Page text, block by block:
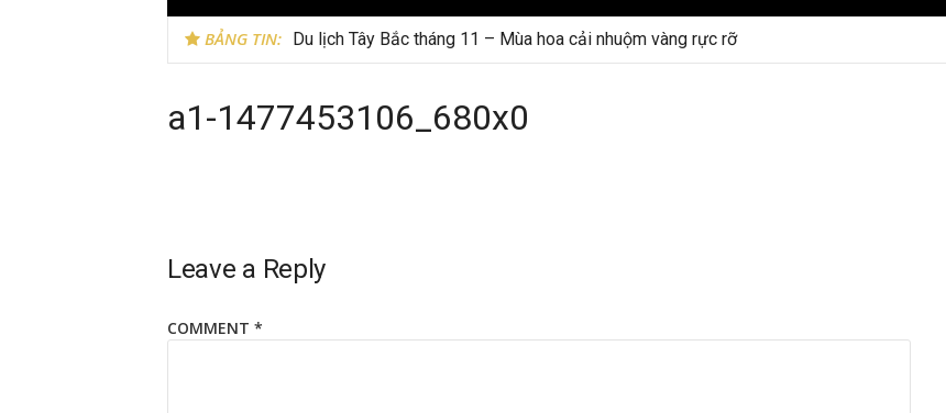
BẢNG TIN: Du lịch Tây Bắc tháng 11 – Mùa hoa cải nhuộm vàng rực rỡ
a1-1477453106_680x0
Leave a Reply
COMMENT *